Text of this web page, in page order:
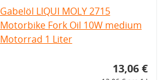
Gabelöl LIQUI MOLY 2715
Motorbike Fork Oil 10W medium
Motorrad 1 Liter
13,06 €